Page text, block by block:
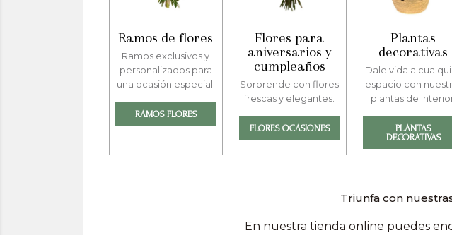
Ramos de flores
Ramos exclusivos y
personalizados para
una ocasión especial.
RAMOS FLORES
Flores para
aniversarios y
cumpleaños
Sorprende con flores
frescas y elegantes.
FLORES OCASIONES
Plantas
decorativas
Dale vida a
espacio con
plantas de
PLANTAS
DECORATIVAS
Triunfa con
En nuestra tienda online puedes